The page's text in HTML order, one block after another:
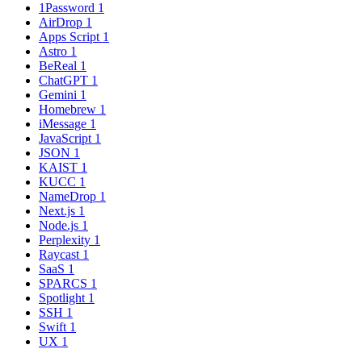
1Password 1
AirDrop 1
Apps Script 1
Astro 1
BeReal 1
ChatGPT 1
Gemini 1
Homebrew 1
iMessage 1
JavaScript 1
JSON 1
KAIST 1
KUCC 1
NameDrop 1
Next.js 1
Node.js 1
Perplexity 1
Raycast 1
SaaS 1
SPARCS 1
Spotlight 1
SSH 1
Swift 1
UX 1